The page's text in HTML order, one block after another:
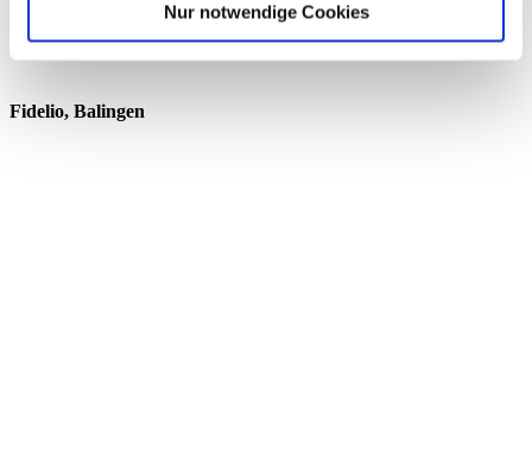
Nur notwendige Cookies
Fidelio, Balingen